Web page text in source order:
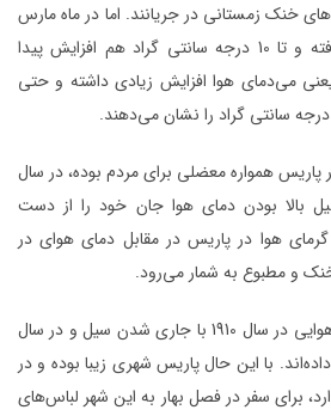
خنک زمستانی در جریانند. اما در ماه مارس
دمای هوا به تدریج بالاتر رفته و تا 10 درجه سانتی گراد هم افزایش پیدا
می‌دمای هوا افزایش زیادی داشته و حتی
پاریس همواره معضلی برای مردم بوده، در سال
بالا بودن دمای هوا جان خود را از دست
گرمای هوا در پاریس در مقابل دمای هوای در
و مطبوع به شمار می‌رود.
اما به هر حال حوادث آب و هوایی در سال 1910 با جاری شدن سیل و در سال
داده‌اند. با این حال پاریس شهری زیبا بوده و در
برای سفر در فصل بهار به این شهر لباس‌های